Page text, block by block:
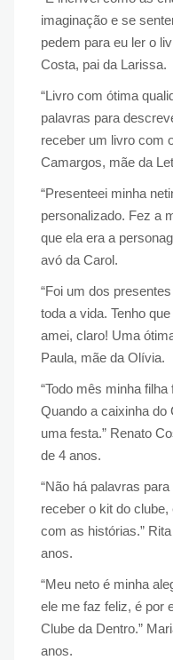
imaginação e se
pedem para eu ler o
Costa, pai da Larissa.
“Livro com ótima
palavras para
receber um livro com
Camargos, mãe da
“Presenteei minha
personalizado. Fez a
que ela era a
avó da Carol.
“Foi um dos
toda a vida. Tenho
amei, claro! Uma
Paula, mãe da Olívia.
“Todo mês minha
Quando a caixinha do
uma festa.” Renato
de 4 anos.
“Não há palavras
receber o kit do
com as histórias.”
anos.
“Meu neto é minha
ele me faz feliz, é por
Clube da Dentro.”
anos.